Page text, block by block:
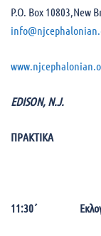
P.O. Box 10803,New
EDISON, N.J.
ΠΡΑΚΤΙΚΑ
11:30΄ Εκλογή